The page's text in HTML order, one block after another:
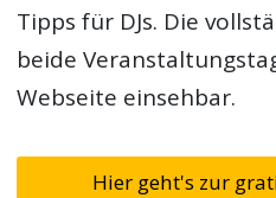
Tipps für DJs. Die
beide
Webseite einsehbar.
Hier geht's zur